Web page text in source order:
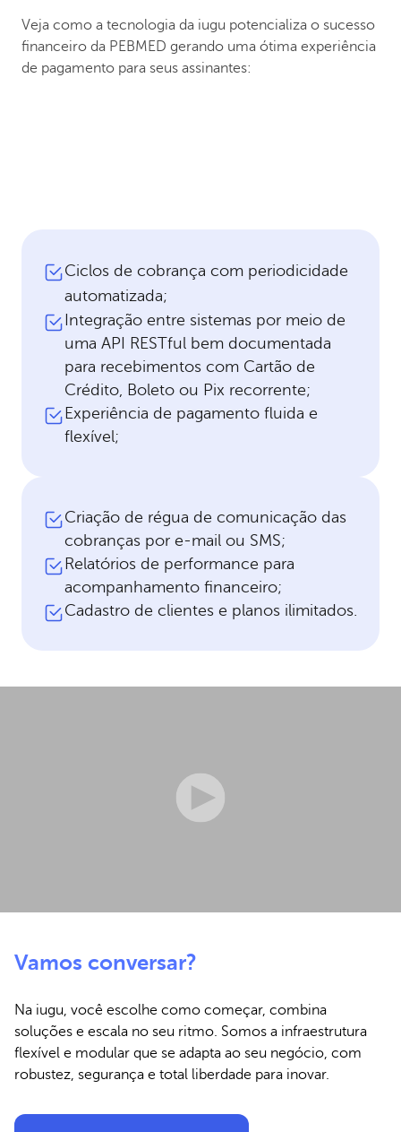
Veja como a tecnologia da iugu potencializa o sucesso
financeiro da PEBMED gerando uma ótima experiência
de pagamento para seus assinantes:
Ciclos de cobrança com periodicidade
automatizada;
Integração entre sistemas por meio de
uma API RESTful bem documentada
para recebimentos com Cartão de
Crédito, Boleto ou Pix recorrente;
Experiência de pagamento fluida e
flexível;
Criação de régua de comunicação das
cobranças por e-mail ou SMS;
Relatórios de performance para
acompanhamento financeiro;
Cadastro de clientes e planos ilimitados.
Vamos conversar?
Na iugu, você escolhe como começar, combina
soluções e escala no seu ritmo. Somos a infraestrutura
flexível e modular que se adapta ao seu negócio, com
robustez, segurança e total liberdade para inovar.